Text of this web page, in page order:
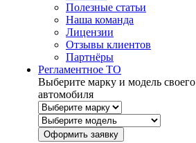
Полезные статьи
Наша команда
Лицензии
Отзывы клиентов
Партнёры
Регламентное ТО
Выберите марку и модель своего
автомобиля